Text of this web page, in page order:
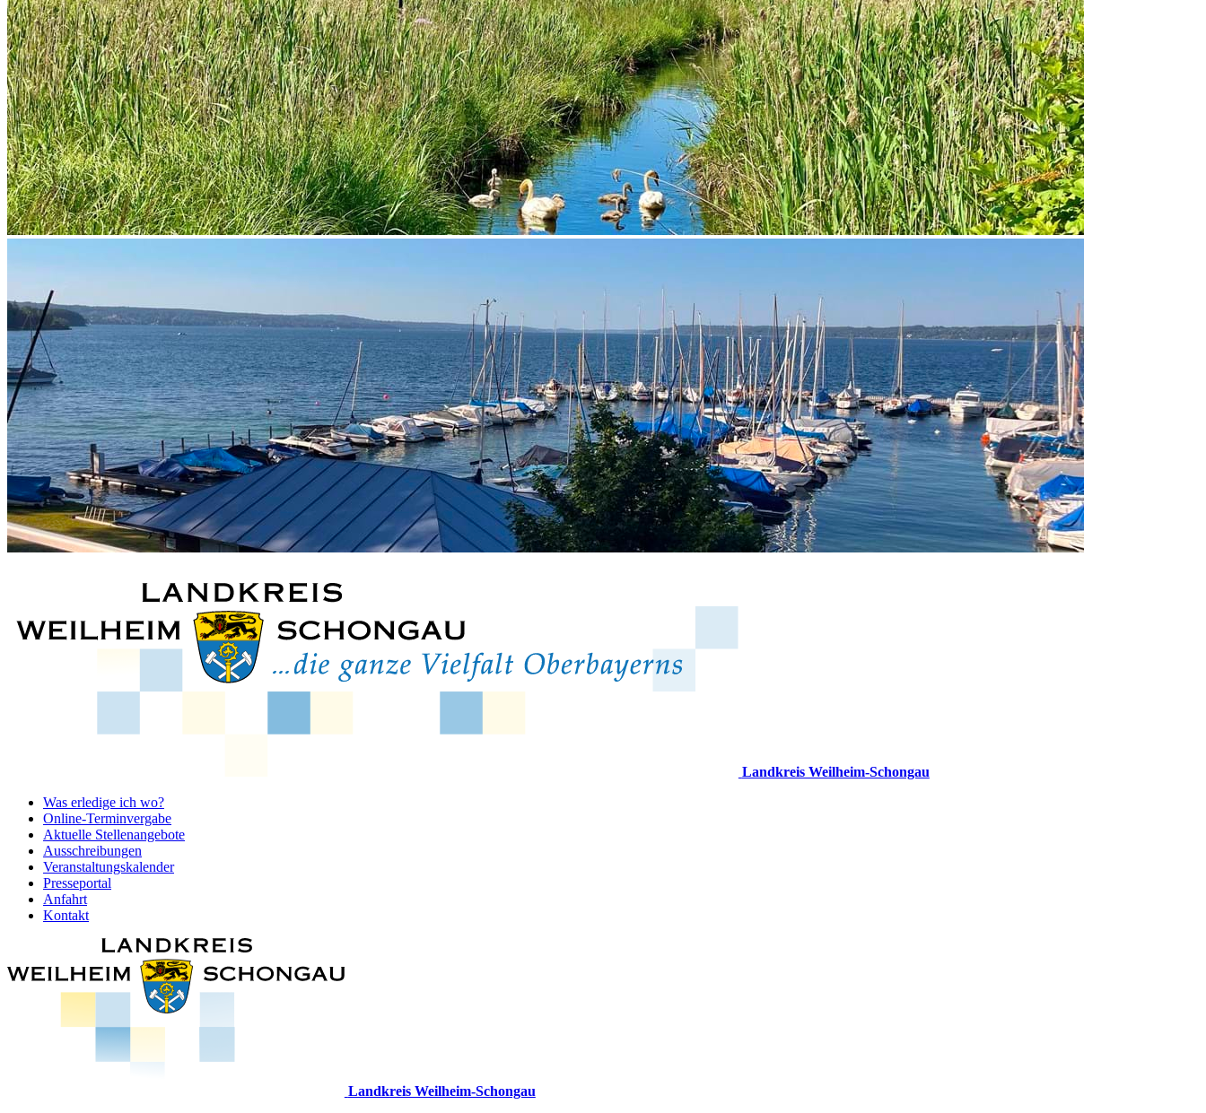
Landkreis Weilheim-Schongau
Was erledige ich wo?
Online-Terminvergabe
Aktuelle Stellenangebote
Ausschreibungen
Veranstaltungskalender
Presseportal
Anfahrt
Kontakt
Landkreis Weilheim-Schongau